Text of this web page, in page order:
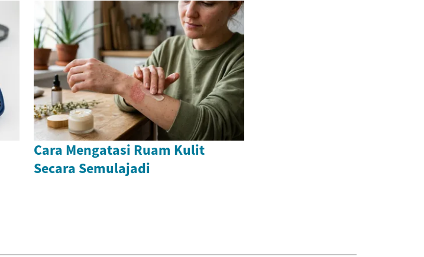
Cara Mengatasi Ruam Kulit
Secara Semulajadi